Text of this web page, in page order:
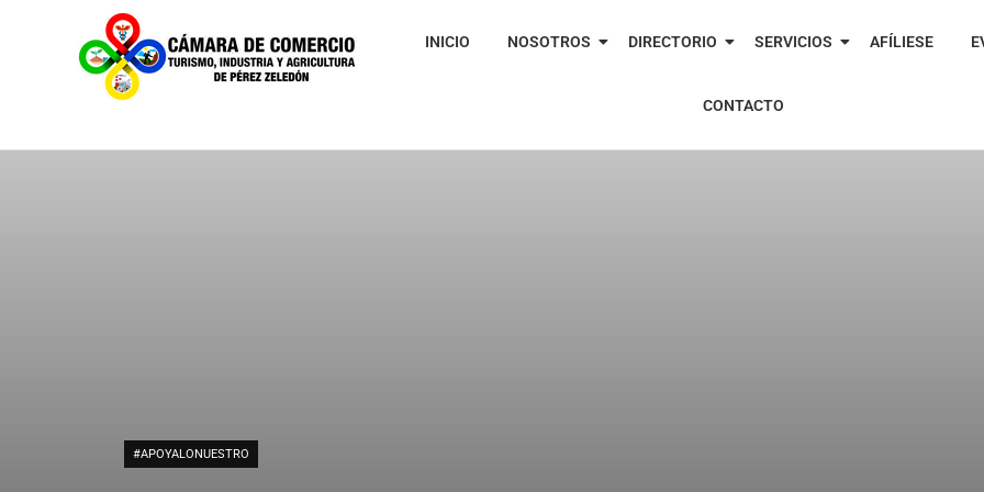
INICIO NOSOTROS DIRECTORIO SERVICIOS AFÍLIESE
CONTACTO
#APOYALONUESTRO